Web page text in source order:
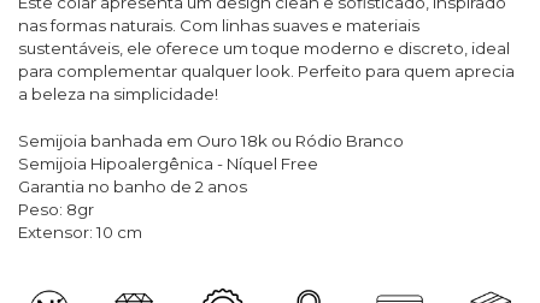
nas formas naturais. Com linhas suaves e materiais
sustentáveis, ele oferece um toque moderno e discreto, ideal
para complementar qualquer look. Perfeito para quem aprecia
a beleza na simplicidade!
Semijoia banhada em Ouro 18k ou Ródio Branco
Semijoia Hipoalergênica - Níquel Free
Garantia no banho de 2 anos
Peso: 8gr
Extensor: 10 cm